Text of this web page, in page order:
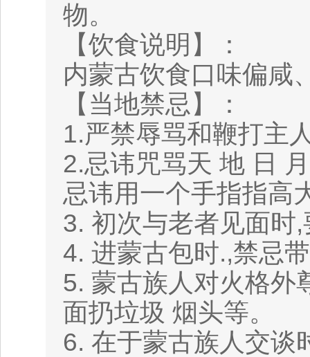
物。
【饮食说明】：
内蒙古饮食口味偏咸
【当地禁忌】：
1.严禁辱骂和鞭打主
2.忌讳咒骂天 地 日
忌讳用一个手指指
3. 初次与老者见面时
4. 进蒙古包时.,禁忌
5. 蒙古族人对火格外
面扔垃圾 烟头等。
6. 在于蒙古族人交谈